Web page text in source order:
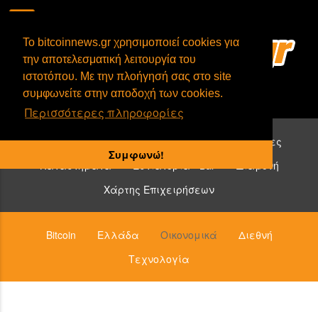
To bitcoinnews.gr χρησιμοποιεί cookies για
την αποτελεσματική λειτουργία του
ιστοτόπου. Με την πλοήγησή σας στο site
συμφωνείτε στην αποδοχή των cookies.
Περισσότερες πληροφορίες
Συμφωνώ!
Επιχειρήσεις που δέχονται bitcoin:
Υπηρεσίες
Καταστήματα
Εστιατόρια - Bar
Διαμονή
Χάρτης Επιχειρήσεων
Bitcoin Ελλάδα Οικονομικά
Διεθνή
Τεχνολογία